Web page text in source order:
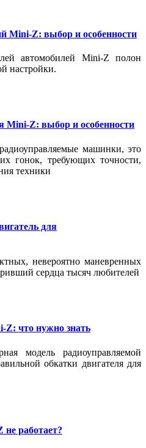
Mini-Z: выбор и особенности
автомобилей Mini-Z полон
настройки.
Mini-Z: выбор и особенности
машинки, это
гонок, требующих точности,
техники
для
невероятно маневренных
сердца тысяч любителей
Z: что нужно знать
модель радиоуправляемой
обкатки двигателя для
работает?